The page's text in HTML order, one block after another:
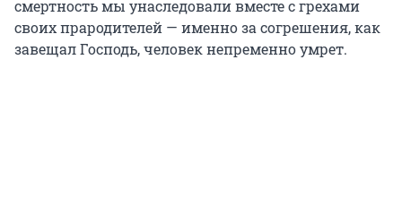
смертность мы унаследовали вместе с грехами
своих прародителей — именно за согрешения, как
завещал Господь, человек непременно умрет.